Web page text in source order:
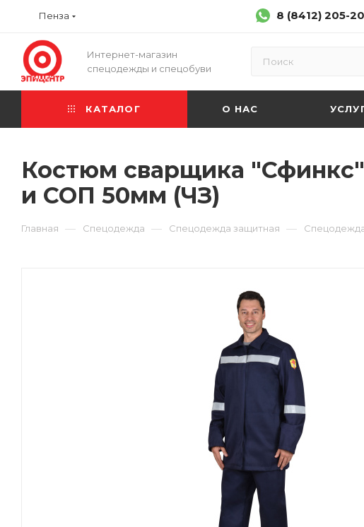
Пенза 8 (8412) 205-
Интернет-магазин
спецодежды и спецобуви
КАТАЛОГ О НАС
Костюм сварщика
и СОП 50мм (ЧЗ)
Главная — Спецодежда — Спецодежда защитная —